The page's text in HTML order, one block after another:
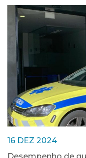
16 DEZ 2024